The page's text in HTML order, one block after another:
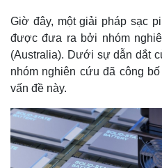
Giờ đây, một giải pháp sạc
được đưa ra bởi nhóm
(Australia). Dưới sự dẫn dắt
nhóm nghiên cứu đã công
vấn đề này.